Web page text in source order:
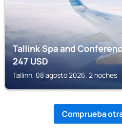
Tallink Spa and
247USD
Tallinn, 08 agosto 2026, 2 noches
Comprueba